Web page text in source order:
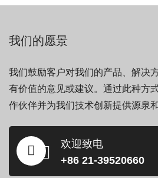
我们的愿景
我们鼓励客户对我们的产品、解决
有价值的意见或建议。通过此种方
作伙伴并为我们技术创新提供源泉和
欢迎致电
+86 21-39520660